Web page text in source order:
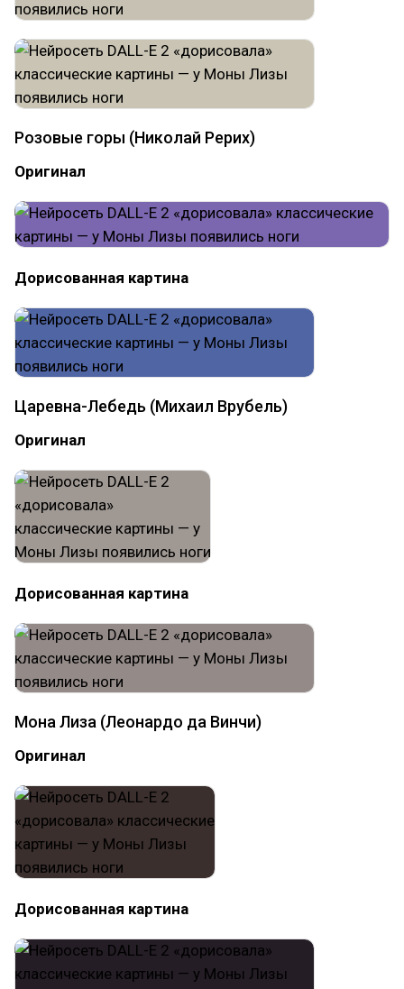
Розовые горы (Николай Рерих)
Оригинал
Дорисованная картина
Царевна-Лебедь (Михаил Врубель)
Оригинал
Дорисованная картина
Мона Лиза (Леонардо да Винчи)
Оригинал
Дорисованная картина